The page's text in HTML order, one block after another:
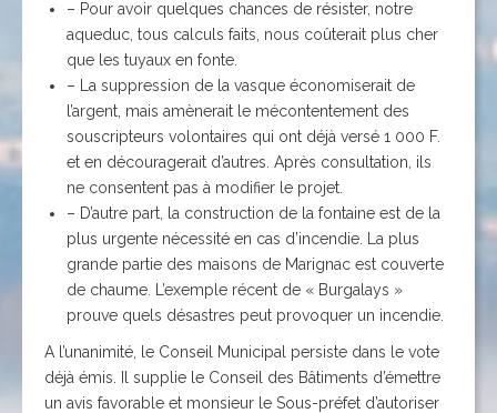
– Pour avoir quelques chances de résister, notre
aqueduc, tous calculs faits, nous coûterait plus cher
que les tuyaux en fonte.
– La suppression de la vasque économiserait de
l’argent, mais amènerait le mécontentement des
souscripteurs volontaires qui ont déjà versé 1 000 F.
et en découragerait d’autres. Après consultation, ils
ne consentent pas à modifier le projet.
– D’autre part, la construction de la fontaine est de la
plus urgente nécessité en cas d’incendie. La plus
grande partie des maisons de Marignac est couverte
de chaume. L’exemple récent de « Burgalays »
prouve quels désastres peut provoquer un incendie.
A l’unanimité, le Conseil Municipal persiste dans le vote
déjà émis. Il supplie le Conseil des Bâtiments d’émettre
un avis favorable et monsieur le Sous-préfet d’autoriser